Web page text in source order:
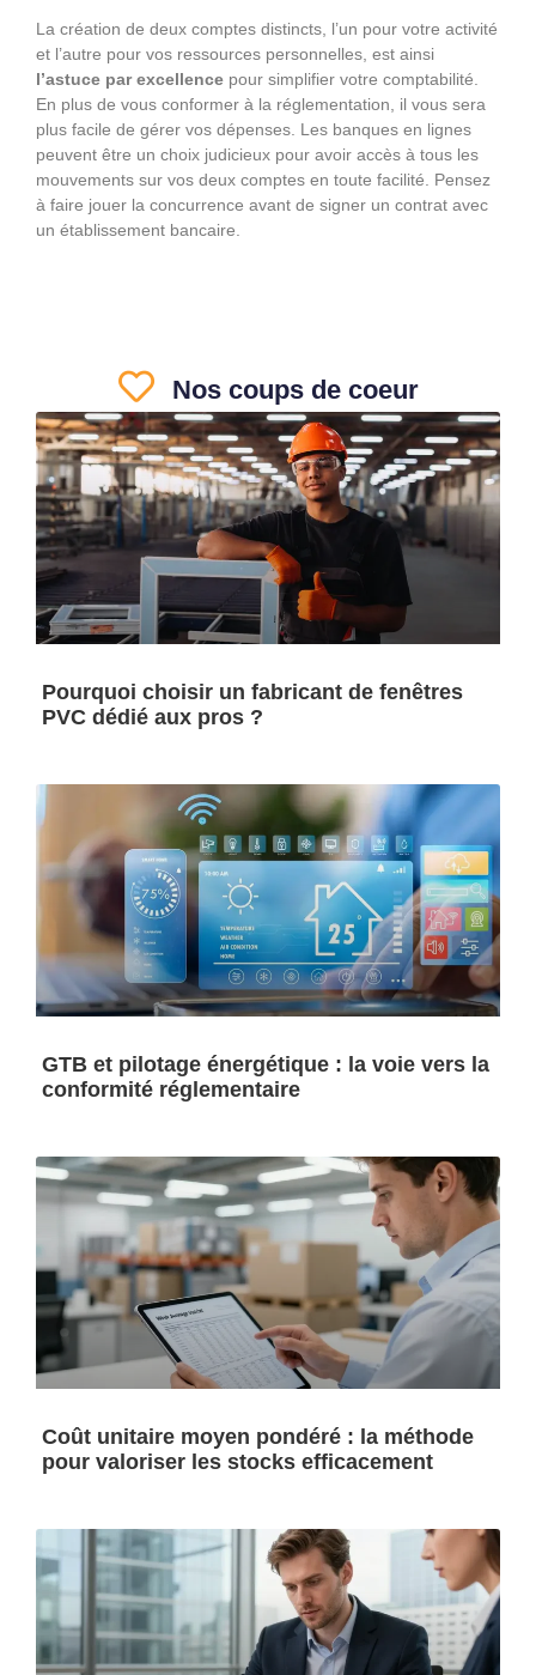
La création de deux comptes distincts, l’un pour votre activité
et l’autre pour vos ressources personnelles, est ainsi
l’astuce par excellence pour simplifier votre comptabilité.
En plus de vous conformer à la réglementation, il vous sera
plus facile de gérer vos dépenses. Les banques en lignes
peuvent être un choix judicieux pour avoir accès à tous les
mouvements sur vos deux comptes en toute facilité. Pensez
à faire jouer la concurrence avant de signer un contrat avec
un établissement bancaire.
Nos coups de coeur
Pourquoi choisir un fabricant de fenêtres
PVC dédié aux pros ?
GTB et pilotage énergétique : la voie vers la
conformité réglementaire
Coût unitaire moyen pondéré : la méthode
pour valoriser les stocks efficacement